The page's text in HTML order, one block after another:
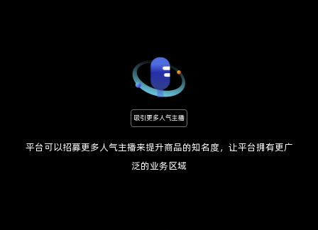
吸引更多人气主播
平台可以招募更多人气主播来提升商品的知名度，让平台拥有更广
泛的业务区域